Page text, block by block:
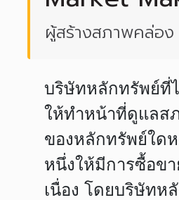
ผู้สร้างสภาพคล่อง
บริษัทหลักทรัพย์ที่
ให้ทำหน้าที่ดูแลส
ของหลักทรัพย์ใด
หนึ่งให้มีการซื้อขา
เนื่อง โดยบริษัทห